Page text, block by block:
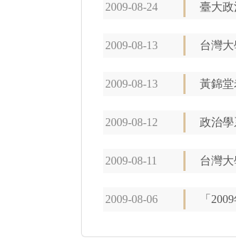
2009-08-24 臺大
2009-08-13 台灣
2009-08-13 黃錦堂
2009-08-12 政治學
2009-08-11 台灣
2009-08-06 「